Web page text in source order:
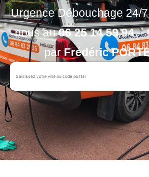
Urgence Débouchage 24/
nous au06 25 14 59 94–
parFrédéric